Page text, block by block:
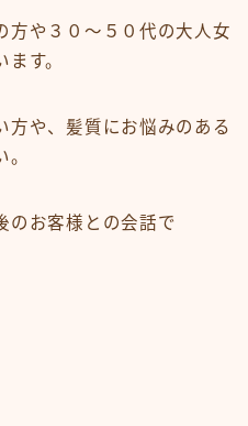
方や３０〜５０代の大人女
す。
方や、髪質にお悩みのある
のお客様との会話で